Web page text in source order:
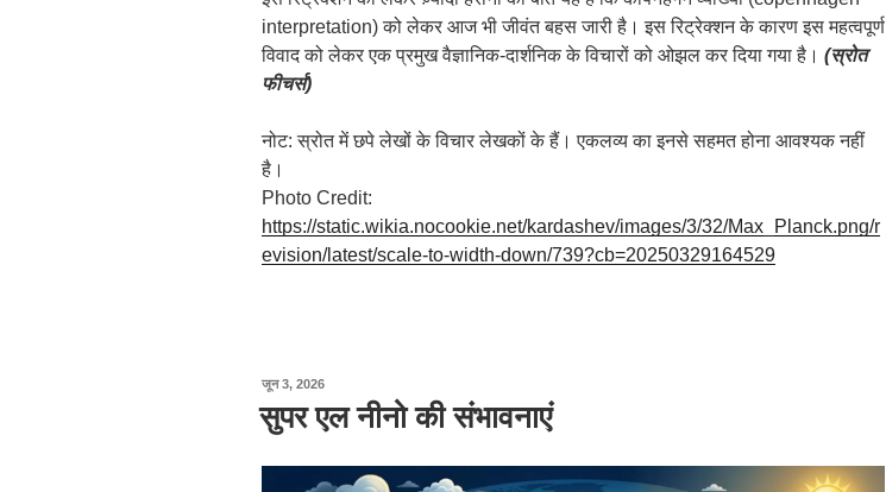
interpretation) को लेकर आज भी जीवंत बहस जारी है। इस रिट्रेक्शन के कारण इस महत्वपूर्ण
विवाद को लेकर एक प्रमुख वैज्ञानिक-दार्शनिक के विचारों को ओझल कर दिया गया है। (स्रोत
फीचर्स)
नोट: स्रोत में छपे लेखों के विचार लेखकों के हैं। एकलव्य का इनसे सहमत होना आवश्यक नहीं
है।
Photo Credit:
https://static.wikia.nocookie.net/kardashev/images/3/32/Max_Planck.png/r
evision/latest/scale-to-width-down/739?cb=20250329164529
जून 3, 2026पर
किया
सुपर एल नीनो की संभावनाएं